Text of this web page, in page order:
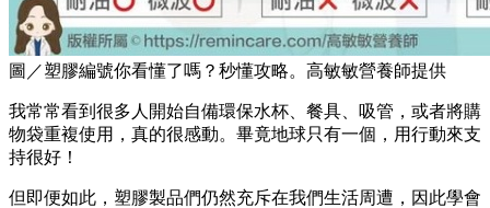
圖／塑膠編號你看懂了嗎？秒懂攻略。高敏敏營養師提供
我常常看到很多人開始自備環保水杯、餐具、吸管，或者將購
物袋重複使用，真的很感動。畢竟地球只有一個，用行動來支
持很好！
但即便如此，塑膠製品們仍然充斥在我們生活周遭，因此學會